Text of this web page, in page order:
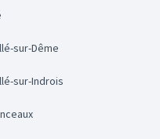
sur-Dême
sur-Indrois